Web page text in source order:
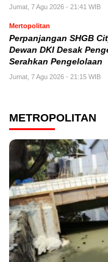
Jumat, 7 Agu 2026 - 21:41 WIB
Mertopolitan
Perpanjangan SHGB
Dewan DKI Desak
Serahkan Pengelolaan
Jumat, 7 Agu 2026 - 21:15 WIB
METROPOLITAN